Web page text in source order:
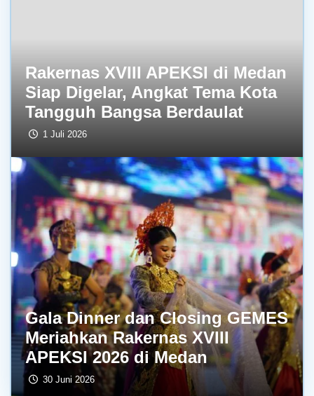
Rakernas XVIII APEKSI di Medan
Siap Digelar, Angkat Tema Kota
Tangguh Bangsa Berdaulat
1 Juli 2026
Gala Dinner dan Closing GEMES
Meriahkan Rakernas XVIII
APEKSI 2026 di Medan
30 Juni 2026